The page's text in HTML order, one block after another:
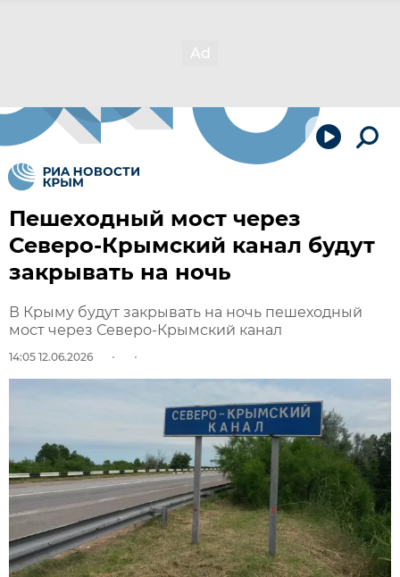
Пешеходный мост через
Северо-Крымский канал будут
закрывать на ночь
В Крыму будут закрывать на ночь пешеходный
мост через Северо-Крымский канал
14:05 12.06.2026